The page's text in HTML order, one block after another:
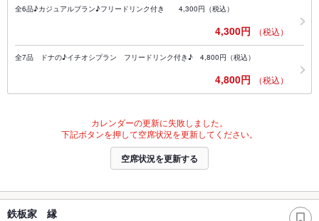
全6品♪カジュアルプラン♪フリードリンク付き 4,300円（税込）
4,300円 （税込）
全7品 ドナの♪イチオシプラン フリードリンク付き♪ 4,800円（税込）
4,800円 （税込）
カレンダーの更新に失敗しました。
下記ボタンを押して空席状況を更新してください。
空席状況を更新する
鉄板家 縁